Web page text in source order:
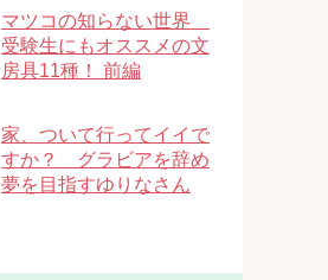
マツコの知らない世界
受験生にもオススメの文
房具11種！ 前編
家、ついて行ってイイで
すか？ グラビアを辞め
夢を目指すゆりなさん